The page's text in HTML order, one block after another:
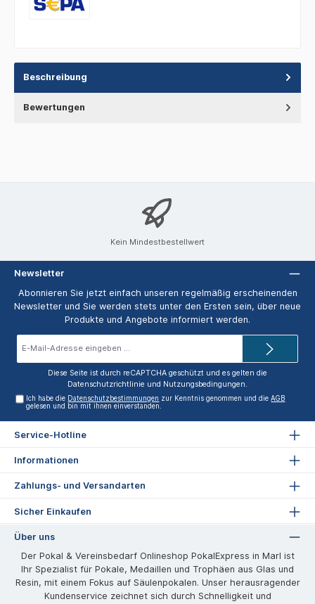
Beschreibung
Bewertungen
Kein Mindestbestellwert
Newsletter
Abonnieren Sie jetzt einfach unseren regelmäßig erscheinenden
Newsletter und Sie werden stets unter den Ersten sein, über neue
Produkte und Angebote informiert werden.
Diese Seite ist durch reCAPTCHA geschützt und es gelten die
Datenschutzrichtlinie und Nutzungsbedingungen.
Ich habe die Datenschutzbestimmungen zur Kenntnis genommen und dieAGB
gelesen und bin mit ihnen einverstanden.
Service-Hotline
Informationen
Zahlungs- und Versandarten
Sicher Einkaufen
Über uns
Der Pokal & Vereinsbedarf Onlineshop PokalExpress in Marl ist
Ihr Spezialist für Pokale, Medaillen und Trophäen aus Glas und
Resin, mit einem Fokus auf Säulenpokalen. Unser herausragender
Kundenservice zeichnet sich durch Schnelligkeit und